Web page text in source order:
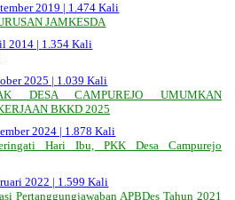
2019 | 1.474 Kali
JAMKESDA
2014 | 1.354 Kali
2025 | 1.039 Kali
DESA CAMPUREJO UMUMKAN
BKKD 2025
2024 | 1.878 Kali
Hari Ibu, PKK Desa Campurejo
2022 | 1.599 Kali
Pertanggungjawaban APBDes Tahun 2021